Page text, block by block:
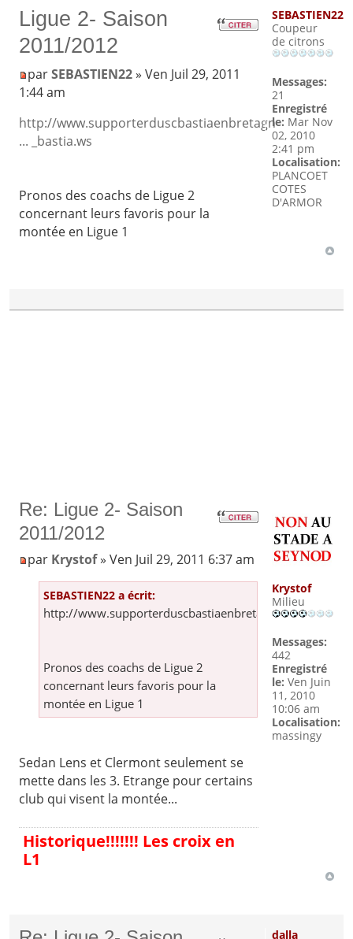
Ligue 2- Saison
2011/2012
parSEBASTIEN22» Ven Juil 29, 2011
1:44 am
http://www.supporterduscbastiaenbretagn
... _bastia.ws
Pronos des coachs de Ligue 2
concernant leurs favoris pour la
montée en Ligue 1
SEBASTIEN22
Coupeur
de citrons
Messages:
21
Enregistré
le: Mar Nov
02, 2010
2:41 pm
Localisation:
PLANCOET
COTES
D'ARMOR
Re: Ligue 2- Saison
2011/2012
par Krystof» Ven Juil 29, 2011 6:37 am
SEBASTIEN22 a écrit:
http://www.supporterduscbastiaenbretagne.com/
Pronos des coachs de Ligue 2
concernant leurs favoris pour la
montée en Ligue 1
Sedan Lens et Clermont seulement se
mette dans les 3. Etrange pour certains
club qui visent la montée...
Historique!!!!!!! Les croix en
L1
Krystof
Milieu
Messages:
442
Enregistré
le: Ven Juin
11, 2010
10:06 am
Localisation:
massingy
dalla